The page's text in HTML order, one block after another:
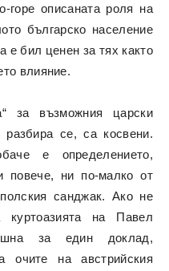
горе описаната роля на
българско население
е бил ценен за тях както
влияние.
за възможния царски
се, са косвени.
е определението,
повече, ни по-малко от
санджак. Ако не
на Павел
за един доклад,
очите на австрийския